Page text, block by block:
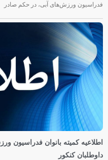
فدراسیون ورزش‌های آبی، در حکم صادر
اطلاعیه کمیته بانوان فدراسیون
داوطلبان کنکور